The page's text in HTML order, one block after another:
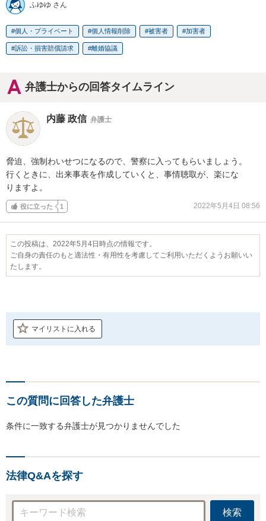
ふゆゆ さん
個人・プライベート 個人情報削除 被害者 加害者
訴訟・損害賠償請求 離婚協議
弁護士からの回答タイムライン
内藤 政信 弁護士
脅迫、強制わいせつになるので、警察に入ってもらいましょう。
行くときに、出来事表を作成していくと、事情聴取が、楽にな
りますよ。
役に立った 1 2022年5月4日 08:56
この投稿は、2022年5月4日時点の情報です。
ご自身の責任のもと適法性・有用性を考慮してご利用いただくようお願いい
たします。
マイリストに入れる
この質問に回答した弁護士
条件に一致する弁護士が見つかりませんでした
法律Q&Aを探す
検索